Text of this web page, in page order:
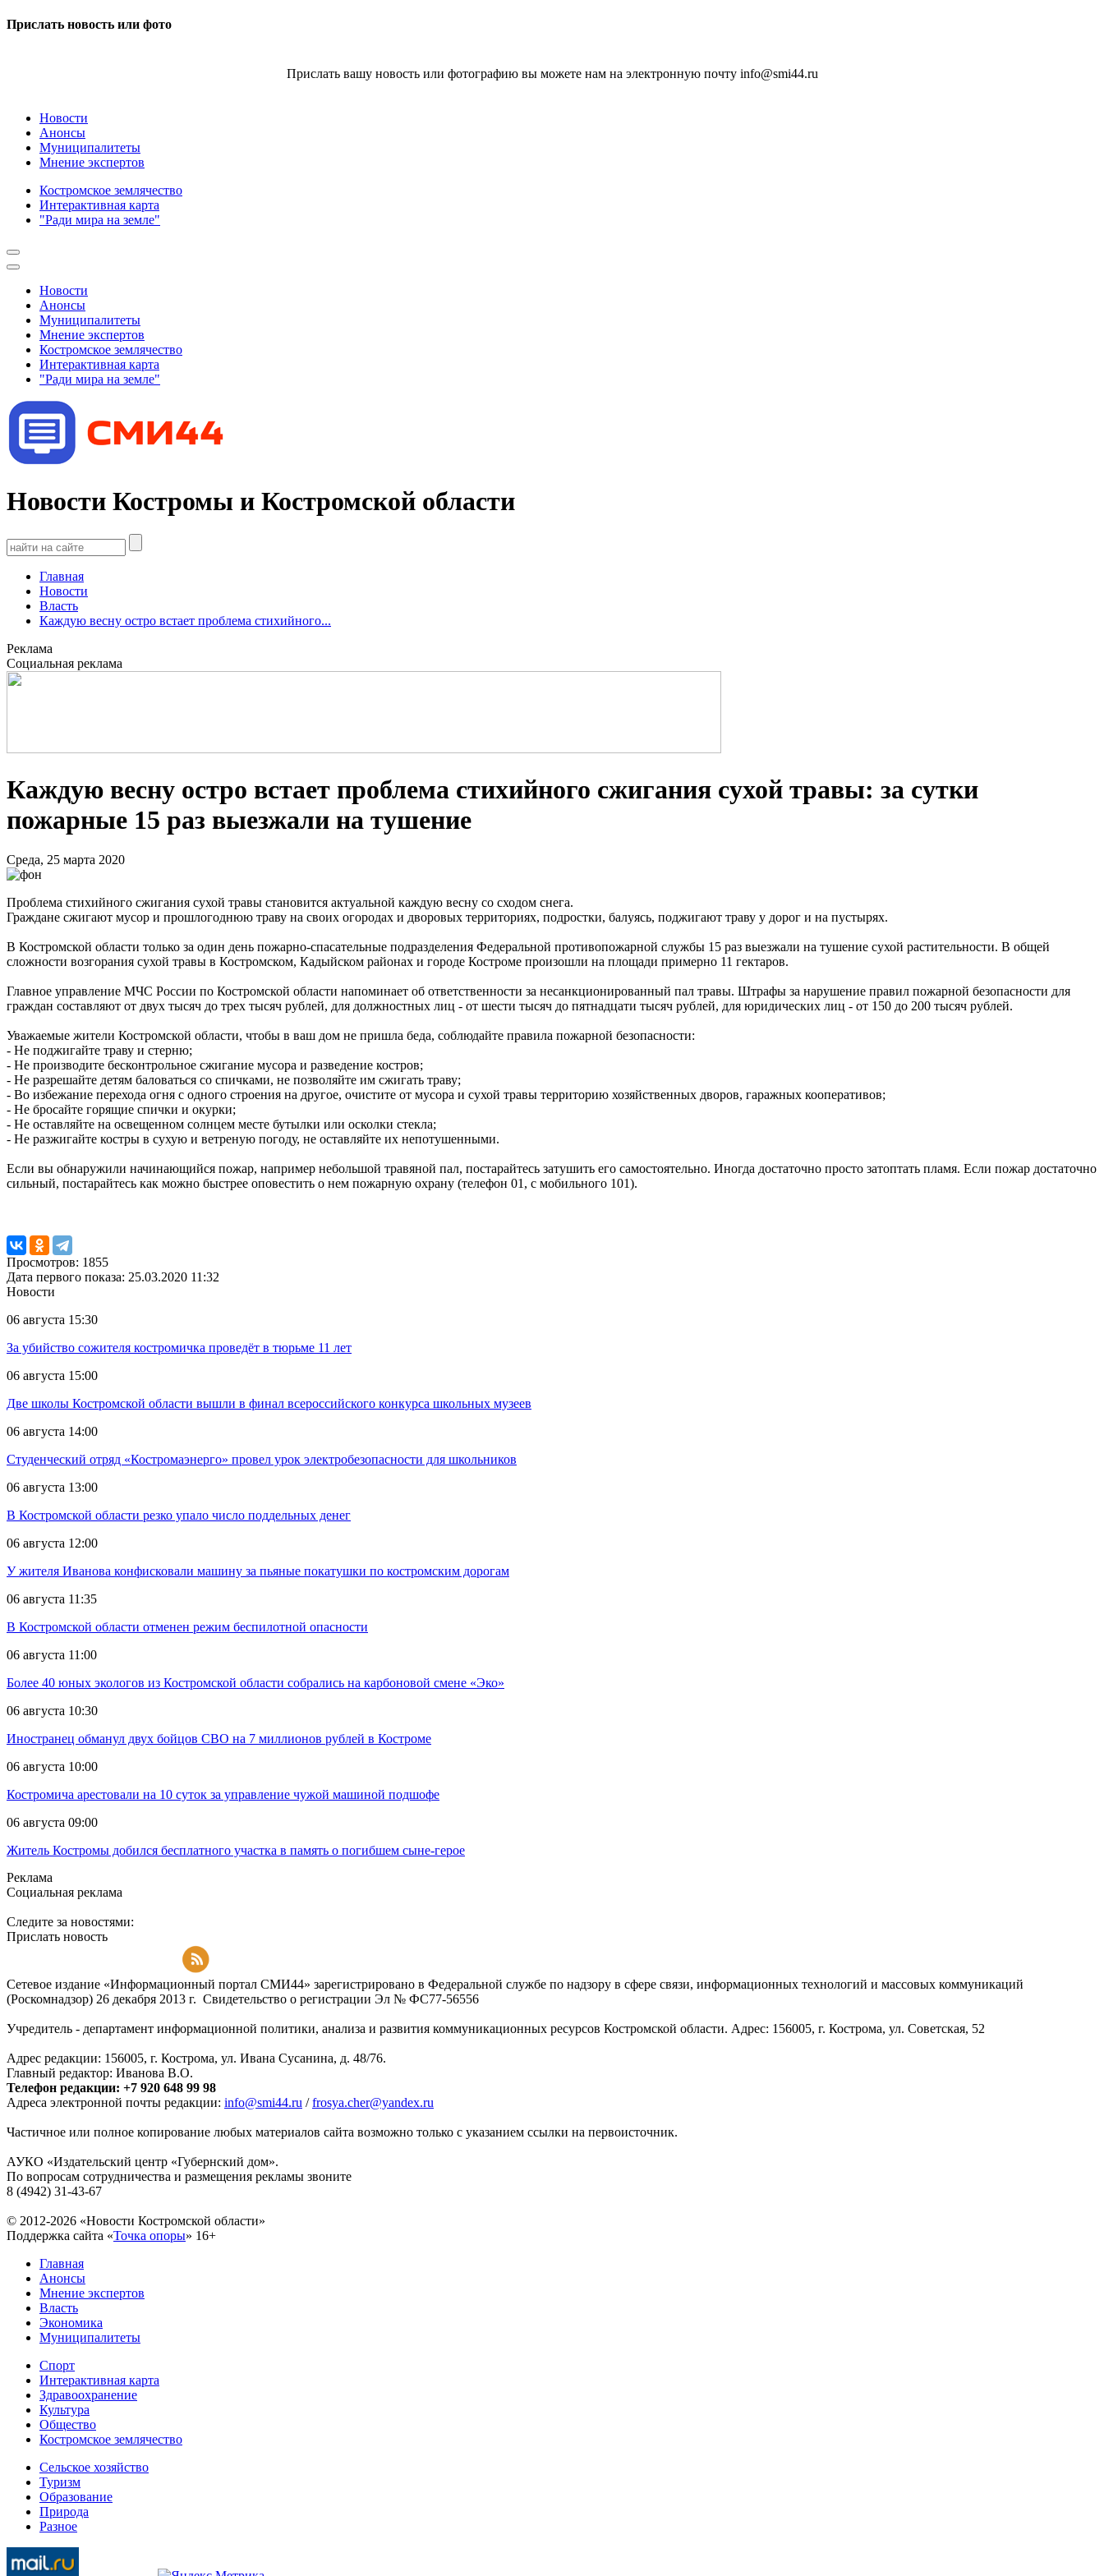
Прислать новость или фото
Прислать вашу новость или фотографию вы можете нам на электронную почту info@smi44.ru
Новости
Анонсы
Муниципалитеты
Мнение экспертов
Костромское землячество
Интерактивная карта
"Ради мира на земле"
Новости
Анонсы
Муниципалитеты
Мнение экспертов
Костромское землячество
Интерактивная карта
"Ради мира на земле"
Новости Костромы и Костромской области
Главная
Новости
Власть
Каждую весну остро встает проблема стихийного...
Реклама
Социальная реклама
Каждую весну остро встает проблема стихийного сжигания сухой травы: за сутки
пожарные 15 раз выезжали на тушение
Среда, 25 марта 2020
Проблема стихийного сжигания сухой травы становится актуальной каждую весну со сходом снега.
Граждане сжигают мусор и прошлогоднюю траву на своих огородах и дворовых территориях, подростки, балуясь, поджигают траву у дорог и на пустырях.
В Костромской области только за один день пожарно-спасательные подразделения Федеральной противопожарной службы 15 раз выезжали на тушение сухой растительности. В общей
сложности возгорания сухой травы в Костромском, Кадыйском районах и городе Костроме произошли на площади примерно 11 гектаров.
Главное управление МЧС России по Костромской области напоминает об ответственности за несанкционированный пал травы. Штрафы за нарушение правил пожарной безопасности для
граждан составляют от двух тысяч до трех тысяч рублей, для должностных лиц - от шести тысяч до пятнадцати тысяч рублей, для юридических лиц - от 150 до 200 тысяч рублей.
Уважаемые жители Костромской области, чтобы в ваш дом не пришла беда, соблюдайте правила пожарной безопасности:
- Не поджигайте траву и стерню;
- Не производите бесконтрольное сжигание мусора и разведение костров;
- Не разрешайте детям баловаться со спичками, не позволяйте им сжигать траву;
- Во избежание перехода огня с одного строения на другое, очистите от мусора и сухой травы территорию хозяйственных дворов, гаражных кооперативов;
- Не бросайте горящие спички и окурки;
- Не оставляйте на освещенном солнцем месте бутылки или осколки стекла;
- Не разжигайте костры в сухую и ветреную погоду, не оставляйте их непотушенными.
Если вы обнаружили начинающийся пожар, например небольшой травяной пал, постарайтесь затушить его самостоятельно. Иногда достаточно просто затоптать пламя. Если пожар достаточно
сильный, постарайтесь как можно быстрее оповестить о нем пожарную охрану (телефон 01, с мобильного 101).
Просмотров: 1855
Дата первого показа: 25.03.2020 11:32
Новости
06 августа 15:30
За убийство сожителя костромичка проведёт в тюрьме 11 лет
06 августа 15:00
Две школы Костромской области вышли в финал всероссийского конкурса школьных музеев
06 августа 14:00
Студенческий отряд «Костромаэнерго» провел урок электробезопасности для школьников
06 августа 13:00
В Костромской области резко упало число поддельных денег
06 августа 12:00
У жителя Иванова конфисковали машину за пьяные покатушки по костромским дорогам
06 августа 11:35
В Костромской области отменен режим беспилотной опасности
06 августа 11:00
Более 40 юных экологов из Костромской области собрались на карбоновой смене «Эко»
06 августа 10:30
Иностранец обманул двух бойцов СВО на 7 миллионов рублей в Костроме
06 августа 10:00
Костромича арестовали на 10 суток за управление чужой машиной подшофе
06 августа 09:00
Житель Костромы добился бесплатного участка в память о погибшем сыне-герое
Реклама
Социальная реклама
Следите за новостями:
Прислать новость
Сетевое издание «Информационный портал СМИ44» зарегистрировано в Федеральной службе по надзору в сфере связи, информационных технологий и массовых коммуникаций
(Роскомнадзор) 26 декабря 2013 г. Свидетельство о регистрации Эл № ФC77-56556
Учредитель - департамент информационной политики, анализа и развития коммуникационных ресурсов Костромской области. Адрес: 156005, г. Кострома, ул. Советская, 52
Адрес редакции: 156005, г. Кострома, ул. Ивана Сусанина, д. 48/76.
Главный редактор: Иванова В.О.
Телефон редакции: +7 920 648 99 98
Адреса электронной почты редакции: info@smi44.ru /frosya.cher@yandex.ru
Частичное или полное копирование любых материалов сайта возможно только с указанием ссылки на первоисточник.
АУКО «Издательский центр «Губернский дом».
По вопросам сотрудничества и размещения рекламы звоните
8 (4942) 31-43-67
© 2012-2026 «Новости Костромской области»
Поддержка сайта «Точка опоры» 16+
Главная
Анонсы
Мнение экспертов
Власть
Экономика
Муниципалитеты
Спорт
Интерактивная карта
Здравоохранение
Культура
Общество
Костромское землячество
Сельское хозяйство
Туризм
Образование
Природа
Разное